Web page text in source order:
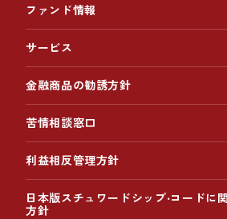
ファンド情報
サービス
金融商品の勧誘方針
苦情相談窓口
利益相反管理方針
日本版スチュワードシップ‧コードに
方針